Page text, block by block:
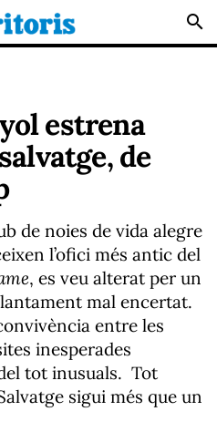
search
estrena
de
de noies de vida alegre
l’ofici més antic del
, es veu alterat per un
mal encertat.
entre les
inesperades
tot inusuals. Tot
sigui més que un